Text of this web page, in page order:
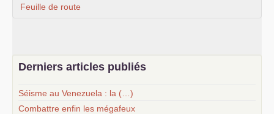
Feuille de route
Derniers articles publiés
Séisme au Venezuela : la (…)
Combattre enfin les mégafeux